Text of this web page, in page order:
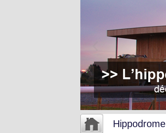
Hippodrome